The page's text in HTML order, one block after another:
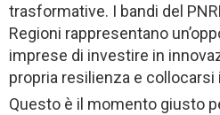
trasformative. I bandi del
Regioni rappresentano
imprese di investire in
propria resilienza e
Questo è il momento giusto